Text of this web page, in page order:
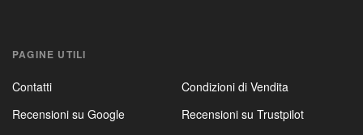
PAGINE UTILI
Contatti
Condizioni di Vendita
Recensioni su Google
Recensioni su Trustpilot